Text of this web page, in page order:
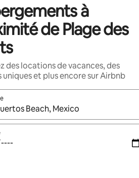
à
de Plage des
des locations de vacances, des
uniques et plus encore sur Airbnb
les résultats s'affichent, utilisez les